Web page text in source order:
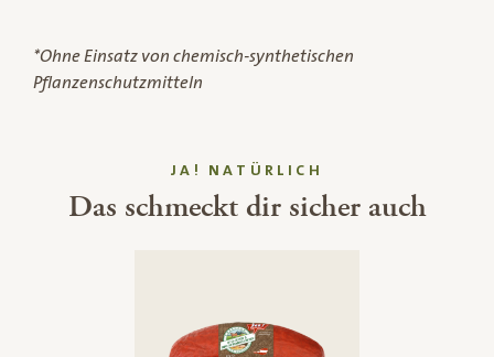
*Ohne Einsatz von chemisch-synthetischen
Pflanzenschutzmitteln
JA! NATÜRLICH
Das schmeckt dir sicher auch